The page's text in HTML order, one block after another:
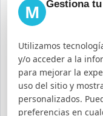
adapte a
la velocidad
Realizar
regularmente
mejora.
M Gestiona
Utilizamos
y/o acceder a la
para mejorar la
uso del sitio y
personalizados.
preferencias en